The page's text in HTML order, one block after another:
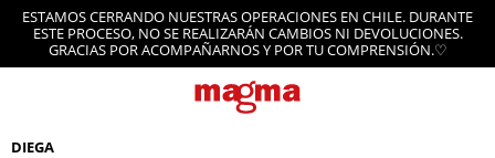
ESTAMOS CERRANDO NUESTRAS OPERACIONES EN CHILE. DURANTE
ESTE PROCESO, NO SE REALIZARÁN CAMBIOS NI DEVOLUCIONES.
GRACIAS POR ACOMPAÑARNOS Y POR TU COMPRENSIÓN.♡
DIEGA